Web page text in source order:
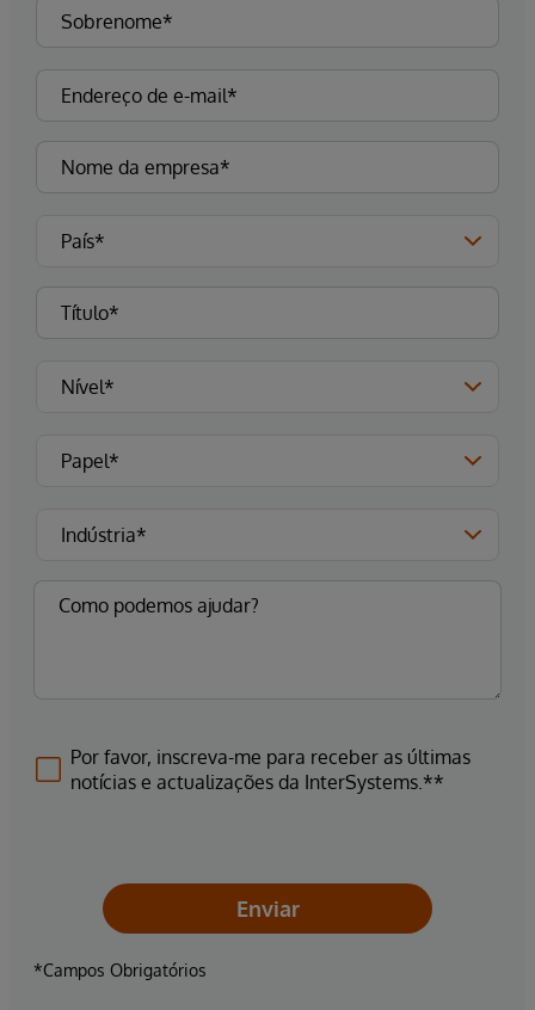
Por favor, inscreva-me para receber as últimas
notícias e actualizações da InterSystems.**
Enviar
*Campos Obrigatórios